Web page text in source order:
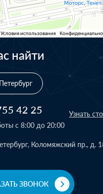
найти
42 25
с 8:00 до 20:00
Узнать
Коломяжский пр., д.
ЗВОНОК